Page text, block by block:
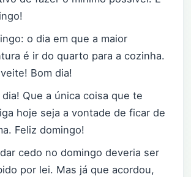
o dia em que a maior
é ir do quarto para a cozinha.
Bom dia!
dia! Que a única coisa que te
hoje seja a vontade de ficar de
Feliz domingo!
cedo no domingo deveria ser
por lei. Mas já que acordou,